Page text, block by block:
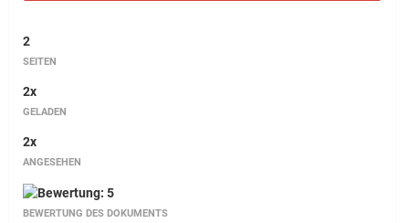
2
SEITEN
2x
GELADEN
2x
ANGESEHEN
BEWERTUNG DES DOKUMENTS